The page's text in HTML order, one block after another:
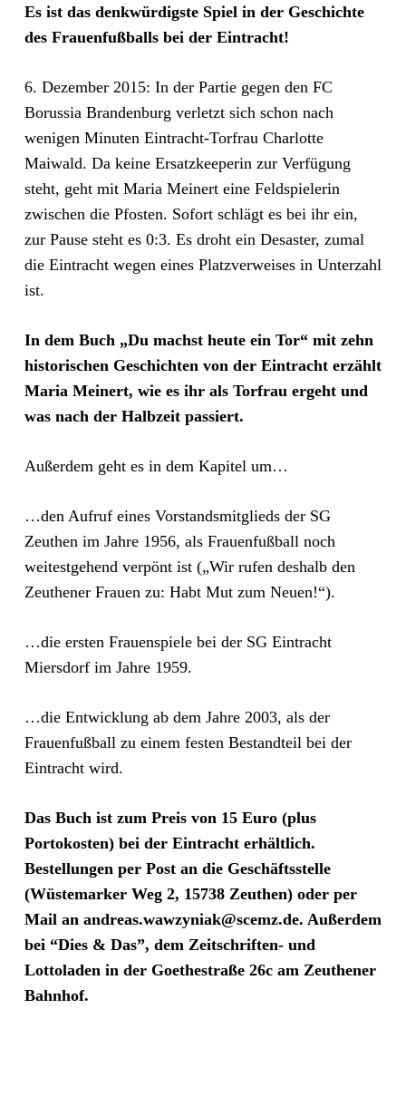
Es ist das denkwürdigste Spiel in der Geschichte
des Frauenfußballs bei der Eintracht!
6. Dezember 2015: In der Partie gegen den FC
Borussia Brandenburg verletzt sich schon nach
wenigen Minuten Eintracht-Torfrau Charlotte
Maiwald. Da keine Ersatzkeeperin zur Verfügung
steht, geht mit Maria Meinert eine Feldspielerin
zwischen die Pfosten. Sofort schlägt es bei ihr ein,
zur Pause steht es 0:3. Es droht ein Desaster, zumal
die Eintracht wegen eines Platzverweises in Unterzahl
ist.
In dem Buch „Du machst heute ein Tor“ mit zehn
historischen Geschichten von der Eintracht erzählt
Maria Meinert, wie es ihr als Torfrau ergeht und
was nach der Halbzeit passiert.
Außerdem geht es in dem Kapitel um…
…den Aufruf eines Vorstandsmitglieds der SG
Zeuthen im Jahre 1956, als Frauenfußball noch
weitestgehend verpönt ist („Wir rufen deshalb den
Zeuthener Frauen zu: Habt Mut zum Neuen!“).
…die ersten Frauenspiele bei der SG Eintracht
Miersdorf im Jahre 1959.
…die Entwicklung ab dem Jahre 2003, als der
Frauenfußball zu einem festen Bestandteil bei der
Eintracht wird.
Das Buch ist zum Preis von 15 Euro (plus
Portokosten) bei der Eintracht erhältlich.
Bestellungen per Post an die Geschäftsstelle
(Wüstemarker Weg 2, 15738 Zeuthen) oder per
Mail an andreas.wawzyniak@scemz.de. Außerdem
bei “Dies & Das”, dem Zeitschriften- und
Lottoladen in der Goethestraße 26c am Zeuthener
Bahnhof.